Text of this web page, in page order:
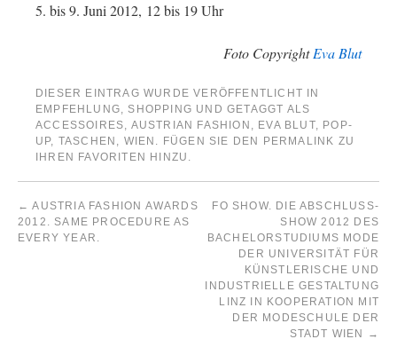
5. bis 9. Juni 2012, 12 bis 19 Uhr
Foto CopyrightEva Blut
DIESER EINTRAG WURDE VERÖFFENTLICHT IN
EMPFEHLUNG, SHOPPING UND GETAGGT ALS
ACCESSOIRES, AUSTRIAN FASHION , EVA BLUT, POP-
UP, TASCHEN , WIEN . FÜGEN SIE DEN PERMALINK ZU
IHREN FAVORITEN HINZU.
← AUSTRIA FASHION AWARDS
2012. SAME PROCEDURE AS
EVERY YEAR.
FO SHOW. DIE ABSCHLUSS-
SHOW 2012 DES
BACHELORSTUDIUMS MODE
DER UNIVERSITÄT FÜR
KÜNSTLERISCHE UND
INDUSTRIELLE GESTALTUNG
LINZ IN KOOPERATION MIT
DER MODESCHULE DER
STADT WIEN
→